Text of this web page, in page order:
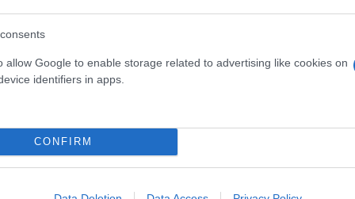
allow Google to enable storage related to advertising like cookies on
identifiers in apps.
CONFIRM
αισθήσεις του όταν έφτασαν οι διασώστες με
παρέας προσπάθησε να απομακρύνει το
τη βοήθεια άλλων αυτοπτών μαρτύρων.